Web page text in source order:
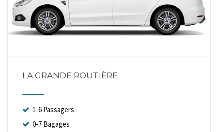
LA GRANDE ROUTIÈRE
1-6 Passagers
0-7 Bagages